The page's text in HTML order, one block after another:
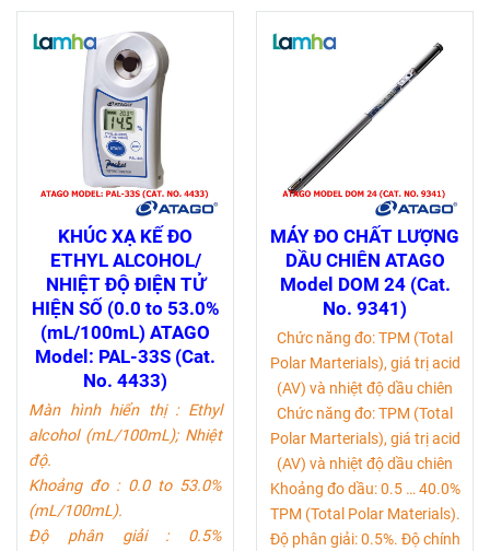
KHÚC XẠ KẾ ĐO
ETHYL ALCOHOL/
NHIỆT ĐỘ ĐIỆN TỬ
HIỆN SỐ (0.0 to 53.0%
(mL/100mL) ATAGO
Model: PAL-33S (Cat.
No. 4433)
Màn hình hiển thị : Ethyl
alcohol (mL/100mL); Nhiệt
độ.
Khoảng đo : 0.0 to 53.0%
(mL/100mL).
Độ phân giải : 0.5%
MÁY ĐO CHẤT LƯỢNG
DẦU CHIÊN ATAGO
Model DOM 24 (Cat.
No. 9341)
Chức năng đo: TPM (Total
Polar Marterials), giá trị acid
(AV) và nhiệt độ dầu chiên
Chức năng đo: TPM (Total
Polar Marterials), giá trị acid
(AV) và nhiệt độ dầu chiên
Khoảng đo dầu: 0.5 … 40.0%
TPM (Total Polar Materials).
Độ phân giải: 0.5%. Độ chính